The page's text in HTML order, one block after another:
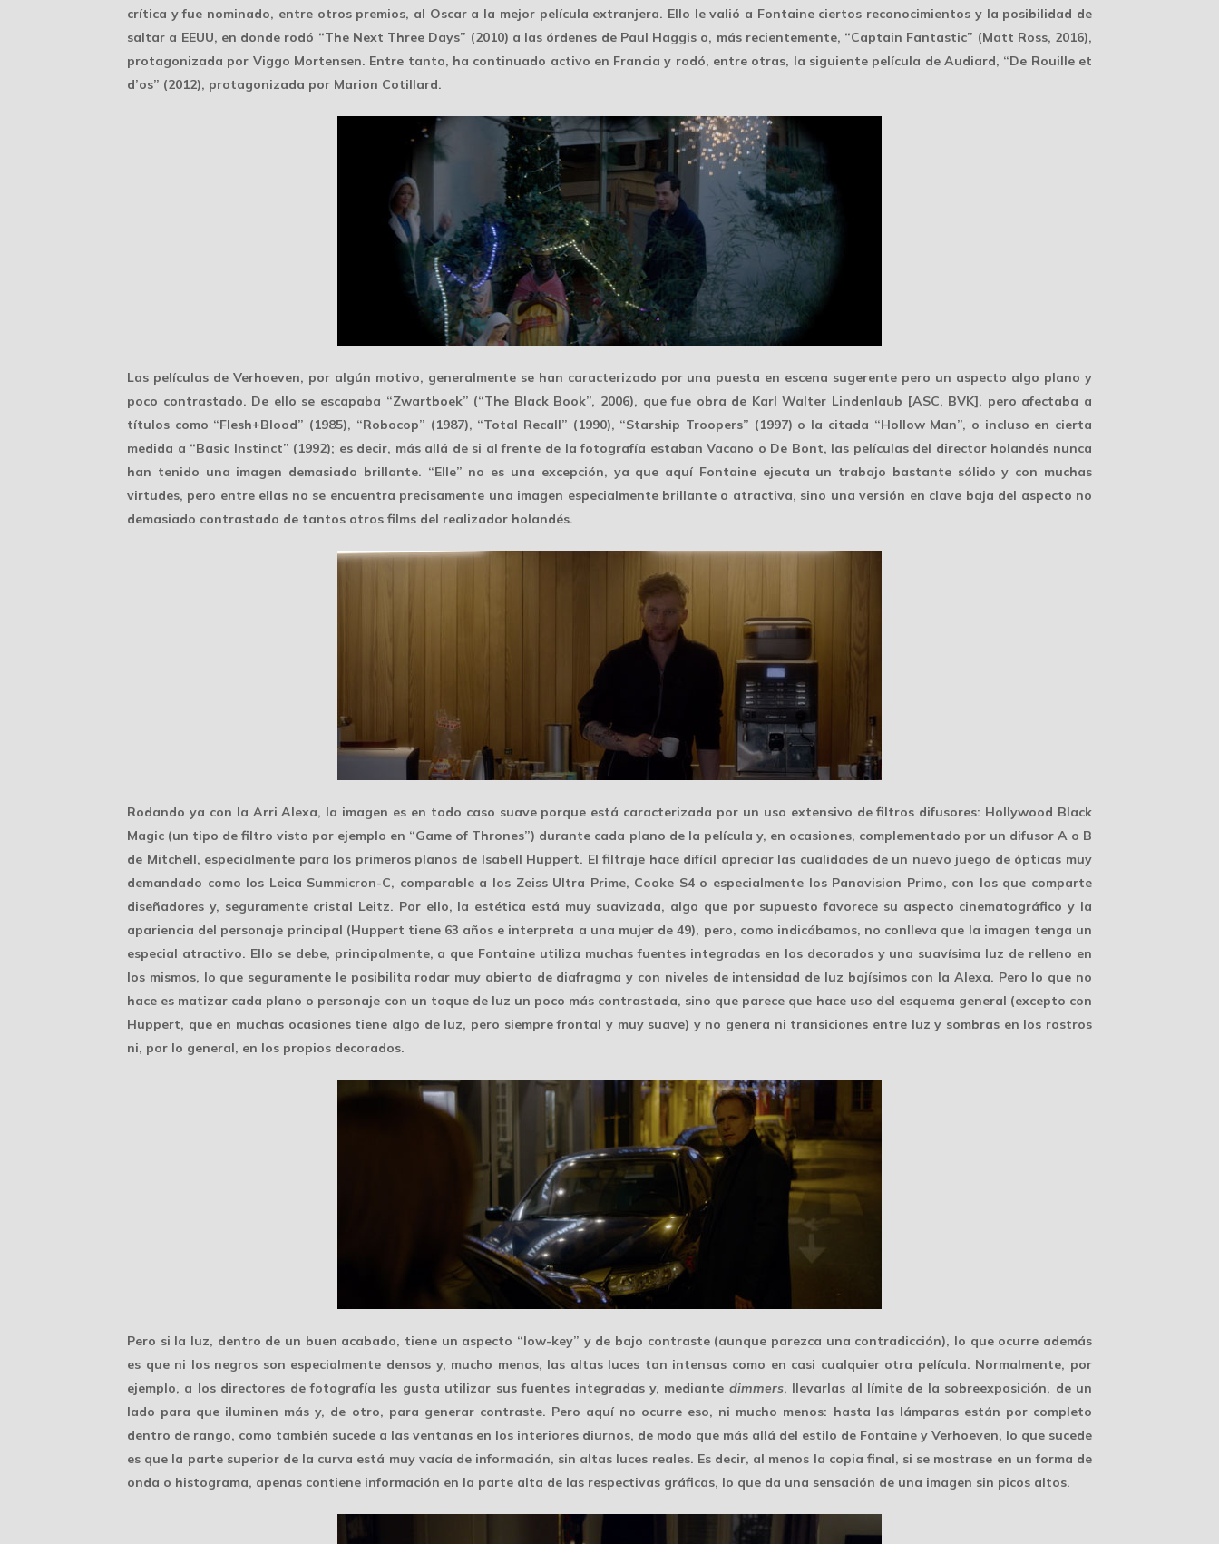
crítica y fue nominado, entre otros premios, al Oscar a la mejor película extranjera. Ello le valió a Fontaine ciertos reconocimientos y la posibilidad de
saltar a EEUU, en donde rodó “The Next Three Days” (2010) a las órdenes de Paul Haggis o, más recientemente, “Captain Fantastic” (Matt Ross, 2016),
protagonizada por Viggo Mortensen. Entre tanto, ha continuado activo en Francia y rodó, entre otras, la siguiente película de Audiard, “De Rouille et
d’os” (2012), protagonizada por Marion Cotillard.
Las películas de Verhoeven, por algún motivo, generalmente se han caracterizado por una puesta en escena sugerente pero un aspecto algo plano y
poco contrastado. De ello se escapaba “Zwartboek” (“The Black Book”, 2006), que fue obra de Karl Walter Lindenlaub [ASC, BVK], pero afectaba a
títulos como “Flesh+Blood” (1985), “Robocop” (1987), “Total Recall” (1990), “Starship Troopers” (1997) o la citada “Hollow Man”, o incluso en cierta
medida a “Basic Instinct” (1992); es decir, más allá de si al frente de la fotografía estaban Vacano o De Bont, las películas del director holandés nunca
han tenido una imagen demasiado brillante. “Elle” no es una excepción, ya que aquí Fontaine ejecuta un trabajo bastante sólido y con muchas
virtudes, pero entre ellas no se encuentra precisamente una imagen especialmente brillante o atractiva, sino una versión en clave baja del aspecto no
demasiado contrastado de tantos otros films del realizador holandés.
Rodando ya con la Arri Alexa, la imagen es en todo caso suave porque está caracterizada por un uso extensivo defiltros difusores: Hollywood Black
Magic (un tipo de filtro visto por ejemplo en “Game of Thrones”) durante cada plano de la película y, en ocasiones, complementado por un difusor A o B
de Mitchell, especialmente para los primeros planos de Isabell Huppert. El filtraje hace difícil apreciar las cualidades de un nuevo juego de ópticas muy
demandado como los Leica Summicron-C, comparable a los Zeiss Ultra Prime, Cooke S4 o especialmente los Panavision Primo, con los que comparte
diseñadores y, seguramente cristal Leitz. Por ello, la estética está muy suavizada, algo que por supuesto favorece su aspecto cinematográfico y la
apariencia del personaje principal (Huppert tiene 63 años e interpreta a una mujer de 49), pero, como indicábamos, no conlleva que la imagen tenga un
especial atractivo. Ello se debe, principalmente, a que Fontaine utiliza muchas fuentes integradas en los decorados y una suavísima luz de relleno en
los mismos, lo que seguramente le posibilita rodar muy abierto de diafragma y con niveles de intensidad de luz bajísimos con la Alexa. Pero lo que no
hace es matizar cada plano o personaje con un toque de luz un poco más contrastada, sino que parece que hace uso del esquema general (excepto con
Huppert, que en muchas ocasiones tiene algo de luz, pero siempre frontal y muy suave) y no genera ni transiciones entre luz y sombras en los rostros
ni, por lo general, en los propios decorados.
Pero si la luz, dentro de un buen acabado, tiene un aspecto “low-key” y de bajo contraste(aunque parezca una contradicción), lo que ocurre además
es que ni los negros son especialmente densos y, mucho menos, las altas luces tan intensas como en casi cualquier otra película. Normalmente, por
ejemplo, a los directores de fotografía les gusta utilizar susfuentes integradasy, mediante dimmers, llevarlas al límite de la sobreexposición, de un
lado para que iluminen más y, de otro, para generar contraste. Pero aquí no ocurre eso, ni mucho menos: hasta las lámparas están por completo
dentro de rango, como también sucede a las ventanas en los interiores diurnos, de modo que más allá del estilo de Fontaine y Verhoeven, lo que sucede
es que la parte superior de la curva está muy vacía de información, sin altas luces reales. Es decir, al menos la copia final, si se mostrase en un forma de
onda o histograma, apenas contiene información en la parte alta de las respectivas gráficas, lo que da una sensación de una imagen sin picos altos.